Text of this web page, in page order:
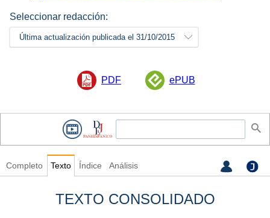
Seleccionar redacción:
Última actualización publicada el 31/10/2015
PDF ePUB
Completo Texto Índice Análisis
TEXTO CONSOLIDADO